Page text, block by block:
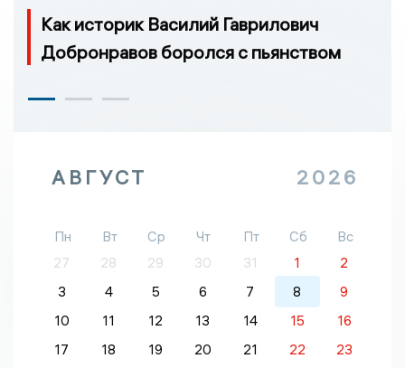
Как историк Василий Гаврилович
Добронравов боролся с пьянством
АВГУСТ 2026
Пн Вт Ср Чт Пт Сб
Вс
27
28 29 30 31 1
2
3
4 5 6 7 8
9
10
11 12 13 14 15
16
17
18 19 20 21 22
23